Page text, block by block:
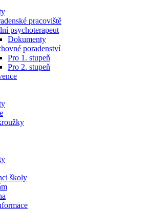
pracoviště
psychoterapeut
Dokumenty
poradenství
Pro 1. stupeň
Pro 2. stupeň
školy